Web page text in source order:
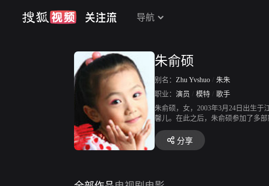
导航
朱俞硕
别名： Zhu Yvshuo / 朱朱
职业： 演员 / 模特 / 歌手
朱俞硕，女，2003年3月24日出生
馨儿。在此之后，朱俞硕参加了多
分享